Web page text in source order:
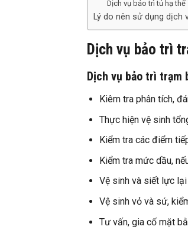
Dịch vụ bảo trì tủ hạ thế
Lý do nên sử dụng dịch
Dịch vụ bảo trì
Dịch vụ bảo trì trạm
Kiêm tra phân tích,
Thực hiện vệ sinh
Kiểm tra các điểm
Kiểm tra mức dầu,
Vệ sinh và siết lực
Vệ sinh vỏ và sứ,
Tư vấn, gia cố mặt